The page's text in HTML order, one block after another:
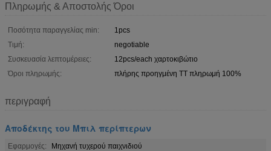
Πληρωμής & Αποστολής Όροι
Ποσότητα παραγγελίας min:
1pcs
Τιμή:
negotiable
Συσκευασία λεπτομέρειες:
12pcs/each χαρτοκιβώτιο
Όροι πληρωμής:
πλήρης προηγμένη TT πληρωμή 100%
περιγραφή
Αποδέκτης του Μπιλ περίπτερων
Εφαρμογές:
Μηχανή τυχερού παιχνιδιού